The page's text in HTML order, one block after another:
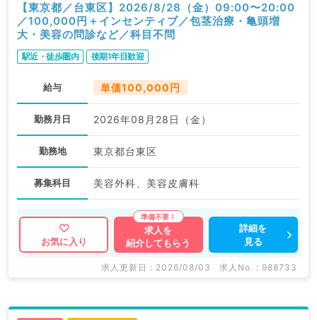
【東京都／台東区】2026/8/28（金）09:00〜20:00
／100,000円＋インセンティブ／包茎治療・亀頭増
大・美容の問診など／科目不問
駅近・徒歩圏内 後期1年目歓迎
給与 単価100,000円
勤務月日 2026年08月28日（金）
勤務地 東京都台東区
募集科目 美容外科、美容皮膚科
お気に入り
求人を
紹介してもらう
詳細を
見る
求人更新日 : 2026/08/03 求人No. : 988733